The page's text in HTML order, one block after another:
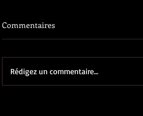
Commentaires
Rédigez un commentaire...